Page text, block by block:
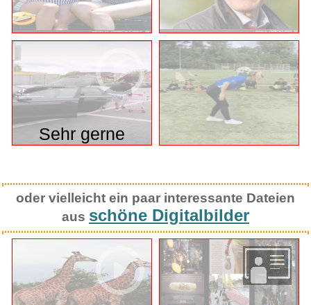
Sehr gerne
oder vielleicht ein paar interessante Dateien
aus schöne Digitalbilder